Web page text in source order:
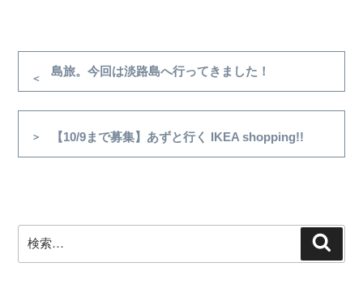
投
ナ
ゲ
ー
ン
前
島旅。今回は淡路島へ行ってきました！
次【10/9まで募集】あずと行く IKEA shopping!!
索:
索